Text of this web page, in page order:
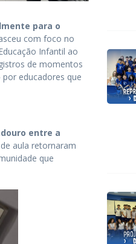
para o
com foco no
Infantil ao
de momentos
educadores que
entre a
aula retornaram
que